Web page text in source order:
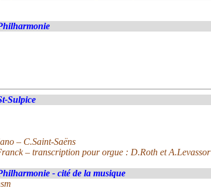
Sulpice
– C.Saint-Saëns
– transcription pour orgue : D.Roth et A.Levassor
- cité de la musique